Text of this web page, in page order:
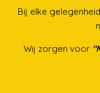
Bij elke
Wij zorgen voor